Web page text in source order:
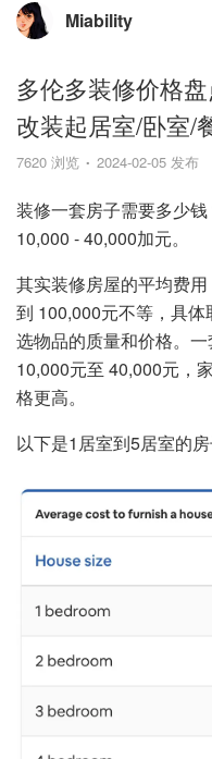
Miability
多伦多装修价格
改装起居室/卧室/
7620 浏览 2024-02-05 发布
装修一套房子需要多少
10,000 - 40,000加元。
其实装修房屋的平均费
到 100,000元不等，具
选物品的质量和价格。
10,000元至 40,000元，
格更高。
以下是1居室到5居室的